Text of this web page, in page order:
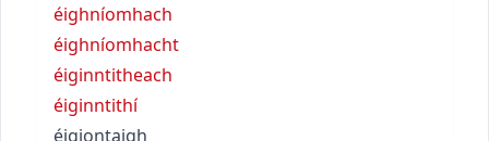
éighníomhach
éighníomhacht
éiginntitheach
éiginntithí
éigiontaigh